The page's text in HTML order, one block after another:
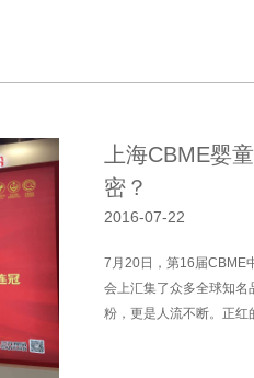
上海CBME婴
密？
2016-07-22
7月20日，第16届CBME
会上汇集了众多全球知
粉，更是人流不断。正红